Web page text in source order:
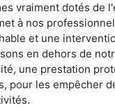
vraiment dotés de
à nos
et une
en dehors de
une prestation
pour les empêcher